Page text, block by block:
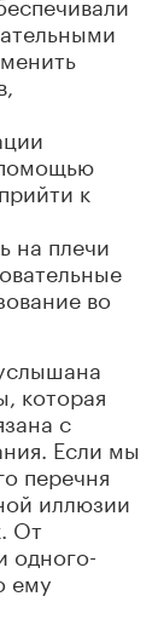
к
на плечи
во
которая
с
Если мы
перечня
иллюзии
От
одного-
ему